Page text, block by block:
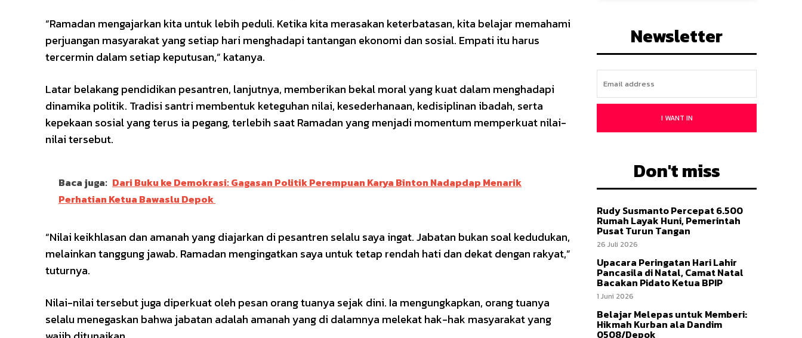
“Ramadan mengajarkan kita untuk lebih peduli. Ketika kita merasakan keterbatasan, kita belajar memahami
perjuangan masyarakat yang setiap hari menghadapi tantangan ekonomi dan sosial. Empati itu harus
tercermin dalam setiap keputusan,” katanya.
Latar belakang pendidikan pesantren, lanjutnya, memberikan bekal moral yang kuat dalam menghadapi
dinamika politik. Tradisi santri membentuk keteguhan nilai, kesederhanaan, kedisiplinan ibadah, serta
kepekaan sosial yang terus ia pegang, terlebih saat Ramadan yang menjadi momentum memperkuat nilai-
nilai tersebut.
Baca juga: Dari Buku ke Demokrasi: Gagasan Politik Perempuan Karya Binton Nadapdap Menarik
Perhatian Ketua Bawaslu Depok
“Nilai keikhlasan dan amanah yang diajarkan di pesantren selalu saya ingat. Jabatan bukan soal kedudukan,
melainkan tanggung jawab. Ramadan mengingatkan saya untuk tetap rendah hati dan dekat dengan rakyat,”
tuturnya.
Nilai-nilai tersebut juga diperkuat oleh pesan orang tuanya sejak dini. Ia mengungkapkan, orang tuanya
selalu menegaskan bahwa jabatan adalah amanah yang di dalamnya melekat hak-hak masyarakat yang
Newsletter
I WANT IN
Don't miss
Rudy Susmanto Percepat 6.500
Rumah Layak Huni, Pemerintah
Pusat Turun Tangan
26 Juli 2026
Upacara Peringatan Hari Lahir
Pancasila di Natal, Camat Natal
Bacakan Pidato Ketua BPIP
1 Juni 2026
Belajar Melepas untuk Memberi:
Hikmah Kurban ala Dandim
0508/Depok